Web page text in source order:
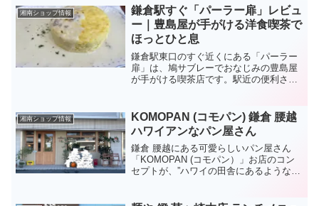
堂あぶみ辻堂店」をご紹介します。辻堂
店さんのオリジナ...
湘南ショップ情報
鎌倉駅すぐ「パーラー扉」レビュ
ー｜豊島屋が手がける洋食喫茶で
ほっとひと息
鎌倉駅東口のすぐ近くにある「パーラー
扉」は、鳩サブレーでおなじみの豊島屋
が手がける喫茶店です。駅近の便利さが
と息つくのにぴったりのお店でした。実
際に写真を見返しながら感...
湘南ショップ情報
KOMOPAN (コモパン) 鎌倉 腰越
ハワイアンなパン屋さん
鎌倉 腰越にある可愛らしいパン屋さん
「KOMOPAN (コモパン）」お店のコン
セプトが、”ハワイの田舎にあるようなパ